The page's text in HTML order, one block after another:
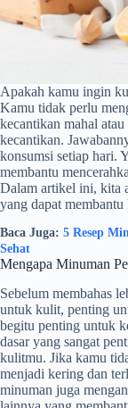
Apakah kamu ingin
Kamu tidak perlu
kecantikan mahal
kecantikan.
konsumsi setiap hari.
membantu
Dalam artikel ini, kita
yang dapat
Baca Juga: 5 Resep
Sehat
Mengapa Minuman
Sebelum membahas
untuk kulit, penting
begitu penting untuk
dasar yang sangat
kulitmu. Jika kamu
menjadi kering dan
minuman juga